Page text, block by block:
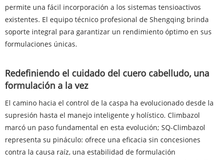
permite una fácil incorporación a los sistemas tensioactivos
existentes. El equipo técnico profesional de Shengqing brinda
soporte integral para garantizar un rendimiento óptimo en sus
formulaciones únicas.
Redefiniendo el cuidado del cuero cabelludo, una
formulación a la vez
El camino hacia el control de la caspa ha evolucionado desde la
supresión hasta el manejo inteligente y holístico. Climbazol
marcó un paso fundamental en esta evolución; SQ-Climbazol
representa su pináculo: ofrece una eficacia sin concesiones
contra la causa raíz, una estabilidad de formulación